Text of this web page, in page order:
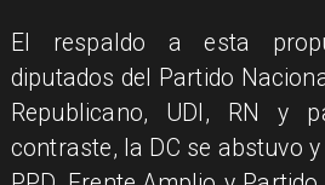
El respaldo a esta
diputados del Partido
Republicano, UDI, RN y
contraste, la DC se abstuvo